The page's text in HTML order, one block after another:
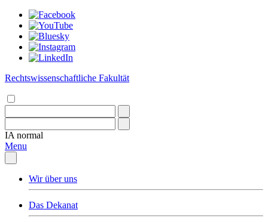
Rechtswissenschaftliche Fakultät
IA normal
Menu
Wir über uns
Das Dekanat